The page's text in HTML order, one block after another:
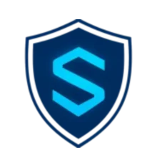
contenuto